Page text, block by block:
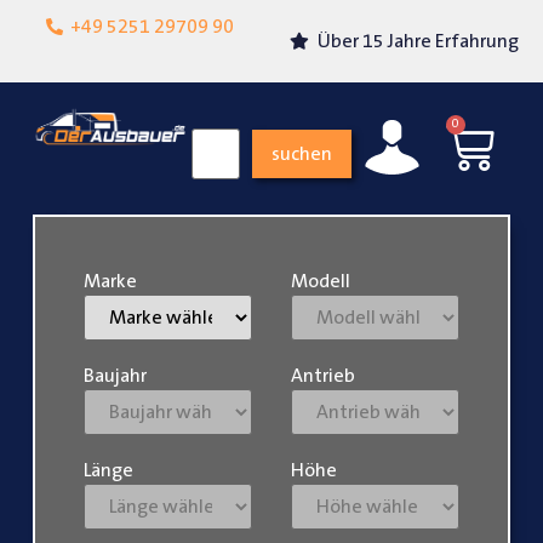
+49 5251 29709 90
Lokalgeschäft in
Über 15 Jahre Erfahrung
suchen
0
Marke Modell
Baujahr Antrieb
Länge Höhe